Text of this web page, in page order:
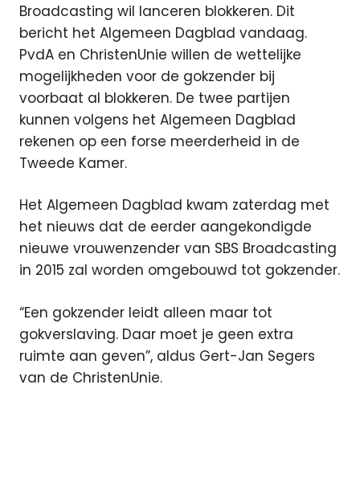
Broadcasting wil lanceren blokkeren. Dit
bericht het Algemeen Dagblad vandaag.
PvdA en ChristenUnie willen de wettelijke
mogelijkheden voor de gokzender bij
voorbaat al blokkeren. De twee partijen
kunnen volgens het Algemeen Dagblad
rekenen op een forse meerderheid in de
Tweede Kamer.
Het Algemeen Dagblad kwam zaterdag met
het nieuws dat de eerder aangekondigde
nieuwe vrouwenzender van SBS Broadcasting
in 2015 zal worden omgebouwd tot gokzender.
“Een gokzender leidt alleen maar tot
gokverslaving. Daar moet je geen extra
ruimte aan geven”, aldus Gert-Jan Segers
van de ChristenUnie.